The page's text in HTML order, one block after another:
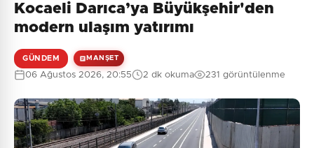
Kocaeli Darıca’ya Büyükşehir'den
modern ulaşım yatırımı
GÜNDEM MANŞET
06 Ağustos 2026, 20:55 2 dk okuma 231 görüntülenme